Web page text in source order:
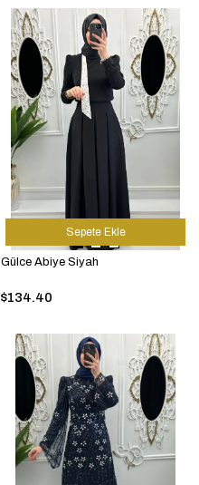
Gülce Abiye Siyah
$134.40
Sepete Ekle